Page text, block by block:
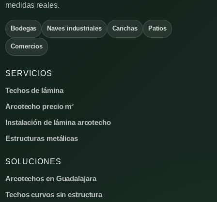
medidas reales.
Bodegas Naves industriales Canchas Patios
Comercios
SERVICIOS
Techos de lámina
Arcotecho precio m²
Instalación de lámina arcotecho
Estructuras metálicas
SOLUCIONES
Arcotechos en Guadalajara
Techos curvos sin estructura